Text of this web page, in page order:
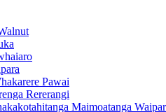
Pawai
Rererangi
Maimoatanga